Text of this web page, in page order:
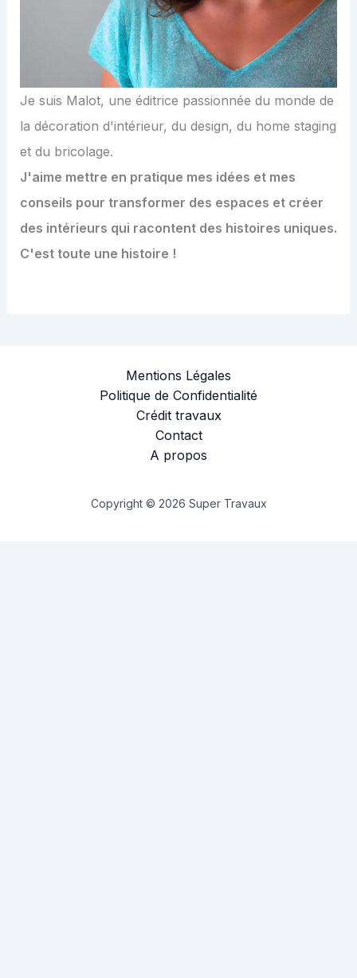
Je suis Malot, une éditrice passionnée du monde de
la décoration d'intérieur, du design, du home staging
et du bricolage.
J'aime mettre en pratique mes idées et mes
conseils pour transformer des espaces et créer
des intérieurs qui racontent des histoires uniques.
C'est toute une histoire !
Mentions Légales
Politique de Confidentialité
Crédit travaux
Contact
A propos
Copyright © 2026 Super Travaux